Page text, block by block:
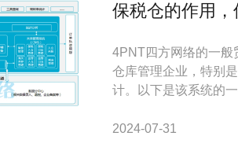
保税仓的作用
4PNT四方网络的一般
仓库管理企业，特别
计。以下是该系统的
2024-07-31